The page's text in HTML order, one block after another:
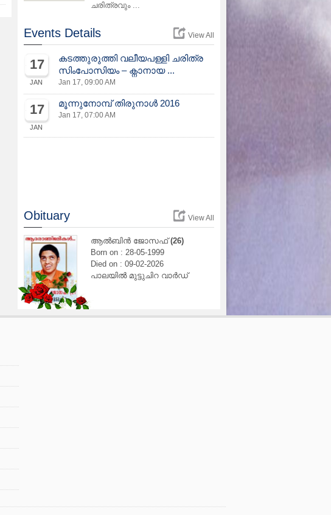
ചരിത്രവും ...
Events Details View All
17
JAN
കടത്തുരുത്തി വലീയപള്ളി ചരിത്ര
സിംപോസിയം – ക്നാനായ ...
Jan 17, 09:00 AM
17
JAN
മൂന്നുനോമ്പ് തിരുനാള്‍ 2016
Jan 17, 07:00 AM
Obituary View All
ആൽബിൻ ജോസഫ്(26)
Born on : 28-05-1999
Died on : 09-02-2026
പാലയിൽ മുട്ടുചിറ വാർഡ്